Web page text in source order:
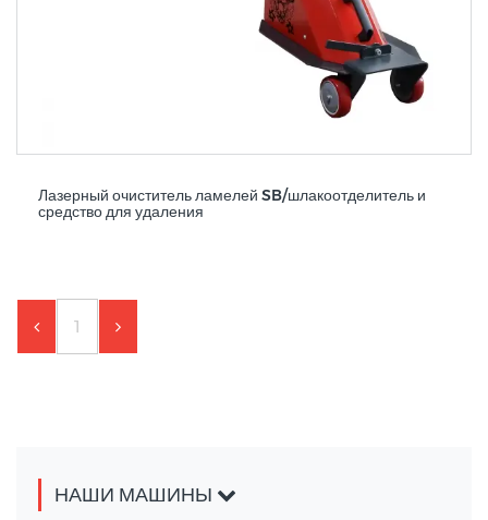
Лазерный очиститель ламелей SB/шлакоотделитель и
средство для удаления
1
НАШИ МАШИНЫ